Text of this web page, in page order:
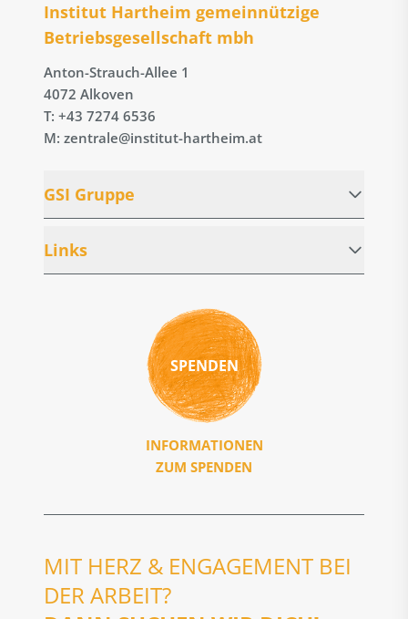
Institut Hartheim gemeinnützige
Betriebs­gesellschaft mbh
Anton-Strauch-Allee 1
4072 Alkoven
T: +43 7274 6536
M: zentrale@institut-hartheim.at
GSI Gruppe
Links
SPENDEN
INFORMATIONEN
ZUM SPENDEN
MIT HERZ & ENGAGEMENT BEI
DER ARBEIT?